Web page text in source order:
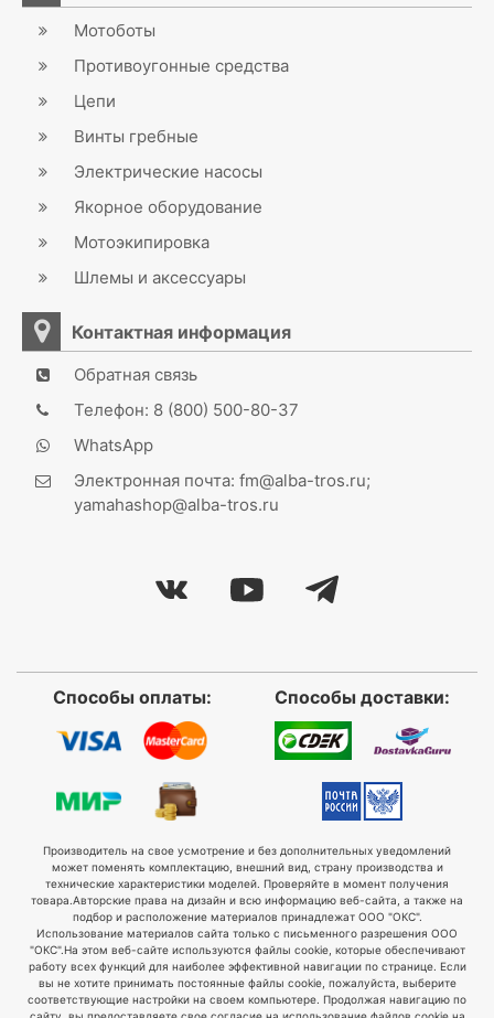
Мотоботы
Противоугонные средства
Цепи
Винты гребные
Электрические насосы
Якорное оборудование
Мотоэкипировка
Шлемы и аксессуары
Контактная информация
Обратная связь
Телефон: 8 (800) 500-80-37
WhatsApp
Электронная почта: fm@alba-tros.ru;
yamahashop@alba-tros.ru
Способы оплаты: Способы доставки:
Производитель на свое усмотрение и без дополнительных уведомлений
может поменять комплектацию, внешний вид, страну производства и
технические характеристики моделей. Проверяйте в момент получения
товара.Авторские права на дизайн и всю информацию веб-сайта, а также на
подбор и расположение материалов принадлежат ООО "ОКС".
Использование материалов сайта только с письменного разрешения ООО
"ОКС".На этом веб-сайте используются файлы cookie, которые обеспечивают
работу всех функций для наиболее эффективной навигации по странице. Если
вы не хотите принимать постоянные файлы cookie, пожалуйста, выберите
соответствующие настройки на своем компьютере. Продолжая навигацию по